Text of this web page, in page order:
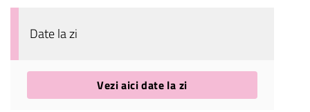
Date la zi
Vezi aici date la zi